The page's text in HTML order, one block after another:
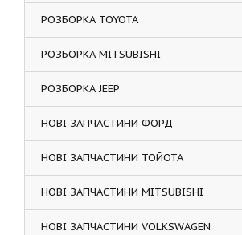
РОЗБОРКА TOYOTA
РОЗБОРКА MITSUBISHI
РОЗБОРКА JEEP
НОВІ ЗАПЧАСТИНИ ФОРД
НОВІ ЗАПЧАСТИНИ ТОЙОТА
НОВІ ЗАПЧАСТИНИ MITSUBISHI
НОВІ ЗАПЧАСТИНИ VOLKSWAGEN